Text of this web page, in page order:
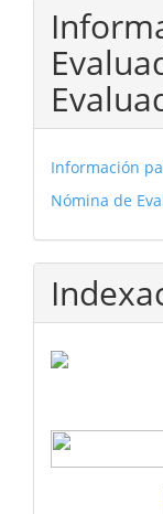
Información
Nómina de